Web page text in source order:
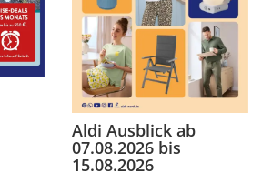
Aldi Ausblick ab
07.08.2026 bis
15.08.2026